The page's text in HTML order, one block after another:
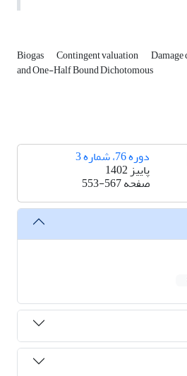
Biogas Contingent valuation Damage
and One-Half Bound Dichotomous
دوره 76، شماره 3
پاییز 1402
صفحه553-567